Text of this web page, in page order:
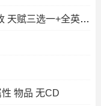
守卫剑阁纵横天下重制版2.7_2.6b魔改 天赋三选一+全英雄+全商场+同
物品 无CD